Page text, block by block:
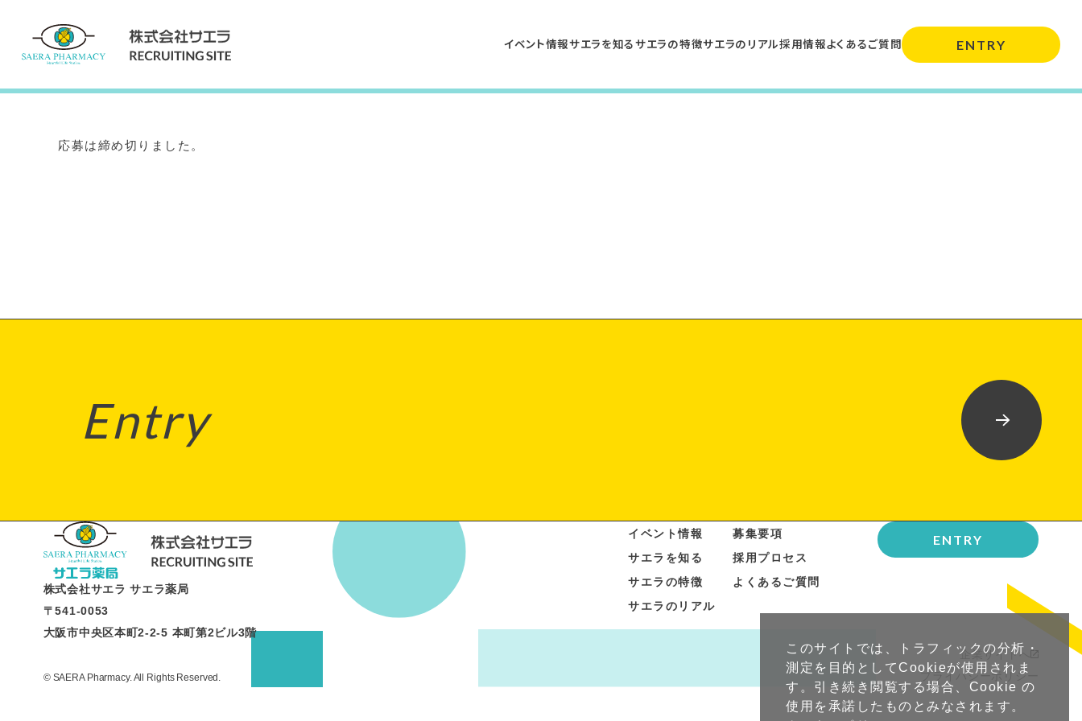
イベント情報サエラを知るサエラの特徴サエラのリアル採用情報よくあるご質問 ENTRY
Internship
応募は締め切りました。
Entry
株式会社サエラ サエラ薬局
〒541-0053
大阪市中央区本町2-2-5 本町第2ビル3階
イベント情報
サエラを知る
サエラの特徴
サエラのリアル
募集要項
採用プロセス
よくあるご質問
ENTRY
© SAERA Pharmacy. All Rights Reserved.
企業サイトへ
プライバシーポリシー
このサイトでは、トラフィックの分析・
測定を目的としてCookieが使用されま
す。引き続き閲覧する場合、Cookie の
使用を承諾したものとみなされます。